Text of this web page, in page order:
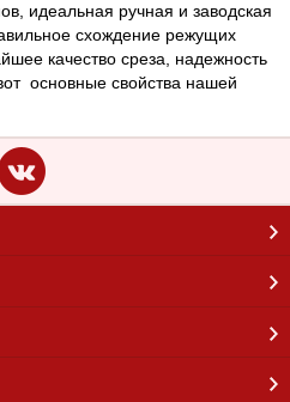
идеальная ручная и заводская
схождение режущих
качество среза, надежность
основные свойства нашей